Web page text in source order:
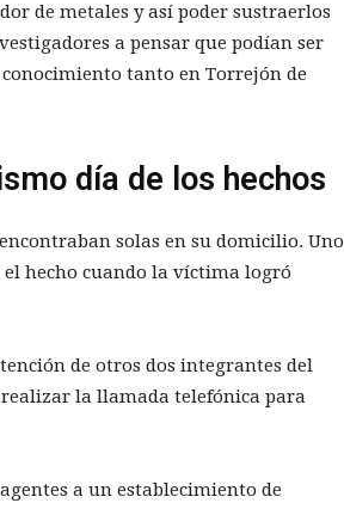
de metales y así poder sustraerlos
a pensar que podían ser
tanto en Torrejón de
día de los hechos
solas en su domicilio. Uno
hecho cuando la víctima logró
de otros dos integrantes del
la llamada telefónica para
a un establecimiento de